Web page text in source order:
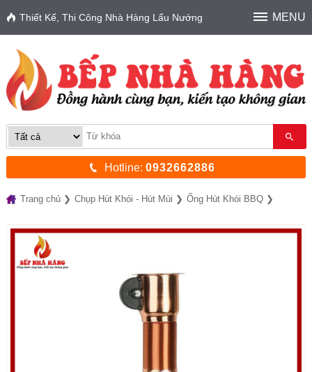
Thiết Kế, Thi Công Nhà Hàng Lẩu Nướng MENU
Hotline:0932662886
Trang chủ Chụp Hút Khói - Hút Mùi Ống Hút Khói BBQ